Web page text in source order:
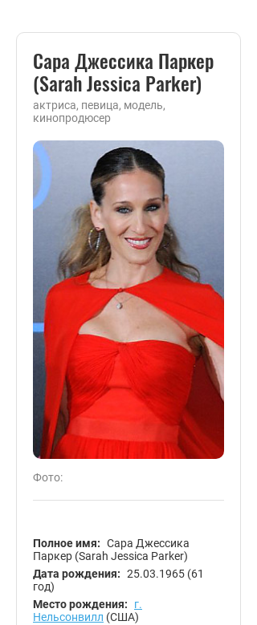
Сара Джессика Паркер
(Sarah Jessica Parker)
актриса, певица, модель,
кинопродюсер
Фото:
Полное имя: Сара Джессика
Паркер (Sarah Jessica Parker)
Дата рождения: 25.03.1965 (61
год)
Место рождения:
г.
Нельсонвилл (США)